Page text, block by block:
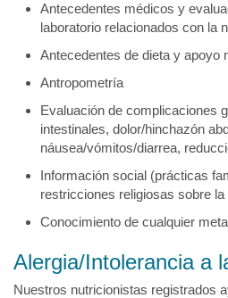
Antecedentes médicos y
laboratorio relacionados con la
Antecedentes de dieta y apoyo
Antropometría
Evaluación de complicaciones
intestinales, dolor/hinchazón
náusea/vómitos/diarrea,
Información social (prácticas
restricciones religiosas sobre la
Conocimiento de cualquier
Alergia/Intolerancia a
Nuestros nutricionistas registrados